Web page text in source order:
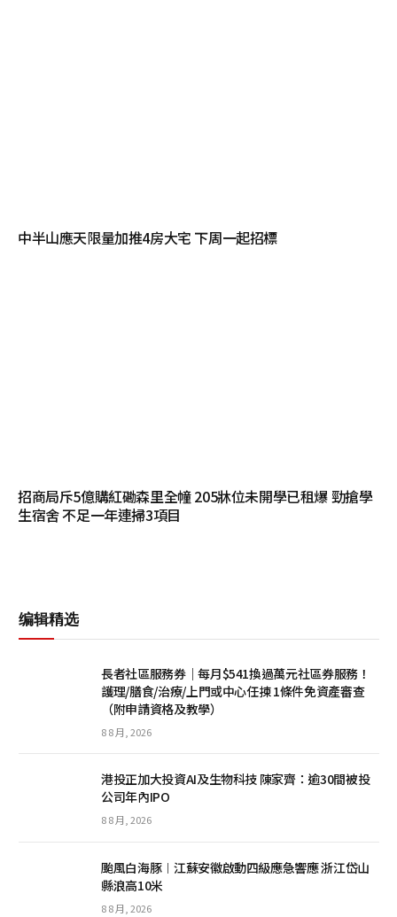
中半山應天限量加推4房大宅 下周一起招標
招商局斥5億購紅磡森里全幢 205牀位未開學已租爆 勁搶學
生宿舍 不足一年連掃3項目
编辑精选
長者社區服務券｜每月$541換過萬元社區券服務！
護理/膳食/治療/上門或中心任揀 1條件免資產審查
（附申請資格及教學）
8 8 月, 2026
港投正加大投資AI及生物科技 陳家齊：逾30間被投
公司年內IPO
8 8 月, 2026
颱風白海豚︱江蘇安徽啟動四級應急響應 浙江岱山
縣浪高10米
8 8 月, 2026